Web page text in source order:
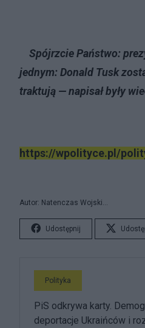
Spójrzcie Państwo:
jednym: Donald Tusk
traktują — napisał były
https://wpolityce.pl/
Autor: Natenczas Wojski...
Udostępnij
Polityka
PiS odkrywa karty.
deportacje Ukraińców i